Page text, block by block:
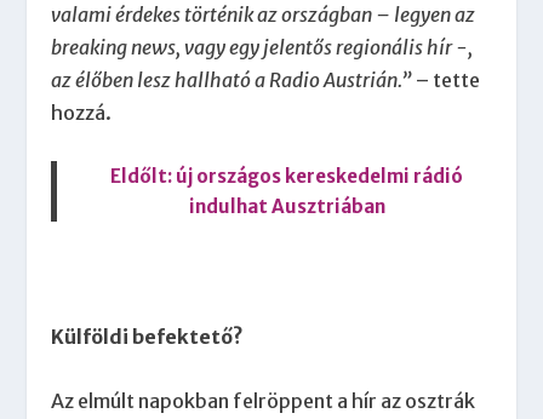
valami érdekes történik az országban – legyen az
breaking news, vagy egy jelentős regionális hír -,
az élőben lesz hallható a Radio Austrián.” – tette
hozzá.
Eldőlt: új országos kereskedelmi rádió
indulhat Ausztriában
Külföldi befektető?
Az elmúlt napokban felröppent a hír az osztrák